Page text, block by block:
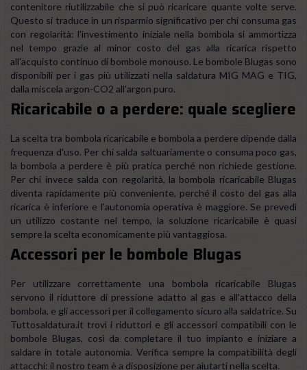
contenitore riutilizzabile che si può ricaricare quante volte serve.
Questo si traduce in un risparmio significativo per chi consuma gas
con regolarità: l'investimento iniziale nella bombola si ammortizza
nel tempo grazie al minor costo del gas alla ricarica rispetto
all'acquisto continuo di bombole monouso. Le bombole Blugas sono
disponibili per i gas più utilizzati nella saldatura MIG MAG e TIG,
dalla miscela argon-CO2 all'argon puro.
Ricaricabile o a perdere: quale scegliere
La scelta tra bombola ricaricabile e bombola a perdere dipende dalla
frequenza d'uso. Per chi salda saltuariamente o consuma poco gas,
la bombola a perdere è più pratica perché non richiede gestione.
Per chi invece salda con regolarità, la bombola ricaricabile Blugas
diventa rapidamente più conveniente, perché il costo del gas alla
ricarica è inferiore e l'autonomia operativa è maggiore. Se prevedi
un utilizzo costante nel tempo, la soluzione ricaricabile è quasi
sempre la scelta economicamente più vantaggiosa.
Accessori per le bombole Blugas
Per utilizzare correttamente una bombola ricaricabile Blugas
servono il riduttore di pressione adatto al gas e all'attacco della
bombola, e gli accessori per il collegamento sicuro alla saldatrice. Su
Tuttosaldatura.it trovi i riduttori e gli accessori compatibili con le
bombole Blugas, così da completare il tuo impianto e iniziare a
saldare in totale autonomia. Verifica sempre la compatibilità degli
attacchi: il nostro team è a disposizione per aiutarti nella scelta.